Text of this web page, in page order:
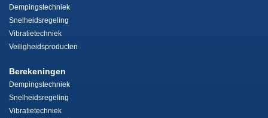
Dempingstechniek
Snelheidsregeling
Vibratietechniek
Veiligheidsproducten
Berekeningen
Dempingstechniek
Snelheidsregeling
Vibratietechniek